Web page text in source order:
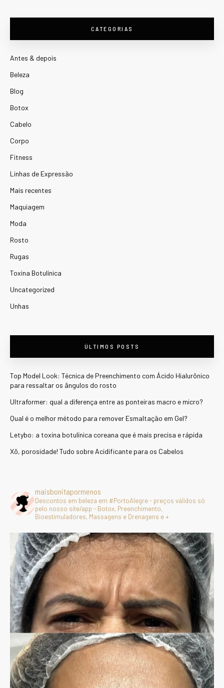
CATEGORIAS
Antes & depois
Beleza
Blog
Botox
Cabelo
Corpo
Fitness
Linhas de Expressão
Mais recentes
Maquiagem
Moda
Rosto
Rugas
Toxina Botulínica
Uncategorized
Unhas
ÚLTIMOS POSTS
Top Model Look: Técnica de Preenchimento com Ácido Hialurônico
para ressaltar os ângulos do rosto
Ultraformer: qual a diferença entre as ponteiras macro e micro?
Qual é o melhor método para remover Esmaltação em Gel?
Letybo: a toxina botulínica coreana que é mais precisa e rápida
Xô, porosidade! Tudo sobre Acidificante para os Cabelos
maisbonitapormenos
Descontos em beleza em #PortoAlegre - preços válidos só
pelo nosso site/app - Botox, Preenchimento,
Bioestimuladores, Massagens e Drenagens e +